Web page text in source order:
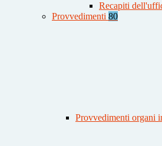
Recapiti
Provvedimenti 80
Provvedimenti organi